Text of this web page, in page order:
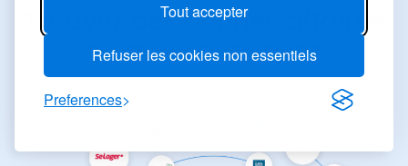
Tout accepter
Refuser les cookies non essentiels
Preferences
Trouvez des bonnes affaires
où que vous soyez